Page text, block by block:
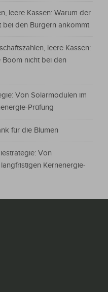
leere Kassen: Warum der
den Bürgern ankommt
leere Kassen:
nicht bei den
Von Solarmodulen im
Prüfung
für die Blumen
Von
Kernenergie-